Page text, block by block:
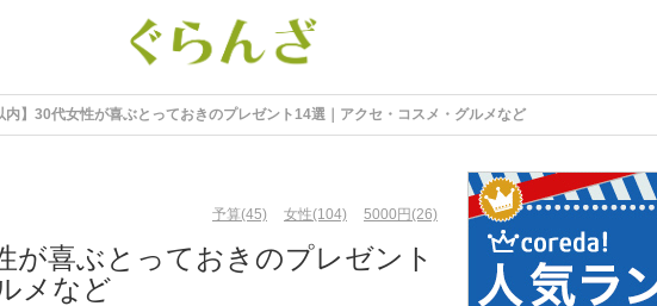
内】30代女性が喜ぶとっておきのプレゼント14選｜アクセ・コスメ・グルメなど
予算(45) 女性(104) 5000円(26)
が喜ぶとっておきのプレゼント
メなど